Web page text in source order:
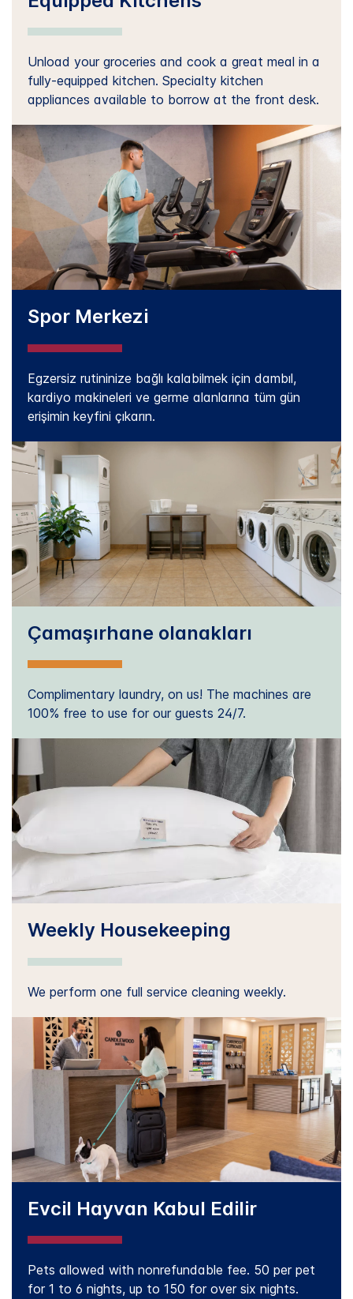
Unload your groceries and cook a great meal in a
fully-equipped kitchen. Specialty kitchen
appliances available to borrow at the front desk.
Spor Merkezi
Egzersiz rutininize bağlı kalabilmek için dambıl,
kardiyo makineleri ve germe alanlarına tüm gün
erişimin keyfini çıkarın.
Çamaşırhane olanakları
Complimentary laundry, on us! The machines are
100% free to use for our guests 24/7.
Weekly Housekeeping
We perform one full service cleaning weekly.
Evcil Hayvan Kabul Edilir
Pets allowed with nonrefundable fee. 50 per pet
for 1 to 6 nights, up to 150 for over six nights.